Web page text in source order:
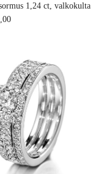
1,24 ct, valkokulta